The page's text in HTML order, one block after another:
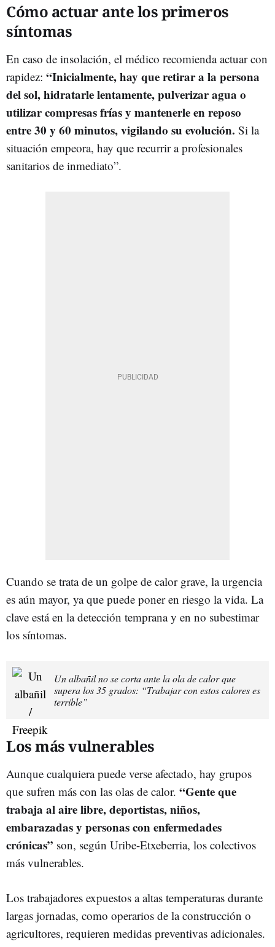
Cómo actuar ante los primeros
síntomas
En caso de insolación, el médico recomienda actuar con
rapidez: “Inicialmente, hay que retirar a la persona
del sol, hidratarle lentamente, pulverizar agua o
utilizar compresas frías y mantenerle en reposo
entre 30 y 60 minutos, vigilando su evolución. Si la
situación empeora, hay que recurrir a profesionales
sanitarios de inmediato”.
Cuando se trata de un golpe de calor grave, la urgencia
es aún mayor, ya que puede poner en riesgo la vida. La
clave está en la detección temprana y en no subestimar
los síntomas.
Un albañil no se corta ante la ola de calor que
supera los 35 grados: “Trabajar con estos calores es
terrible”
Los más vulnerables
Aunque cualquiera puede verse afectado, hay grupos
que sufren más con las olas de calor. “Gente que
trabaja al aire libre, deportistas, niños,
embarazadas y personas con enfermedades
crónicas” son, según Uribe-Etxeberria, los colectivos
más vulnerables.
Los trabajadores expuestos a altas temperaturas durante
largas jornadas, como operarios de la construcción o
agricultores, requieren medidas preventivas adicionales.